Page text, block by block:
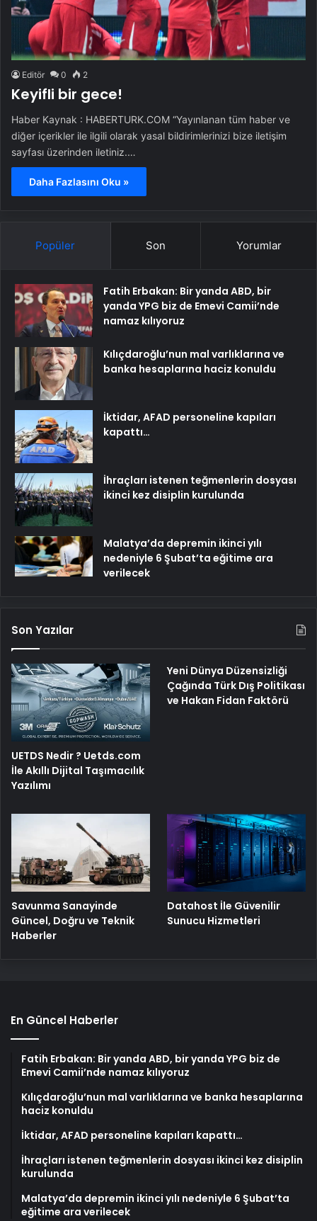
Editör 0 2
Keyifli bir gece!
Haber Kaynak : HABERTURK.COM “Yayınlanan tüm haber ve
diğer içerikler ile ilgili olarak yasal bildirimlerinizi bize iletişim
sayfası üzerinden iletiniz.…
Daha Fazlasını Oku »
Popüler Son Yorumlar
Fatih Erbakan: Bir yanda ABD, bir
yanda YPG biz de Emevi Camii’nde
namaz kılıyoruz
Kılıçdaroğlu’nun mal varlıklarına ve
banka hesaplarına haciz konuldu
İktidar, AFAD personeline kapıları
kapattı…
İhraçları istenen teğmenlerin dosyası
ikinci kez disiplin kurulunda
Malatya’da depremin ikinci yılı
nedeniyle 6 Şubat’ta eğitime ara
verilecek
Son Yazılar
UETDS Nedir ? Uetds.com
İle Akıllı Dijital Taşımacılık
Yazılımı
Yeni Dünya Düzensizliği
Çağında Türk Dış Politikası
ve Hakan Fidan Faktörü
Savunma Sanayinde
Güncel, Doğru ve Teknik
Haberler
Datahost İle Güvenilir
Sunucu Hizmetleri
En Güncel Haberler
Fatih Erbakan: Bir yanda ABD, bir yanda YPG biz de
Emevi Camii’nde namaz kılıyoruz
Kılıçdaroğlu’nun mal varlıklarına ve banka hesaplarına
haciz konuldu
İktidar, AFAD personeline kapıları kapattı…
İhraçları istenen teğmenlerin dosyası ikinci kez disiplin
kurulunda
Malatya’da depremin ikinci yılı nedeniyle 6 Şubat’ta
eğitime ara verilecek